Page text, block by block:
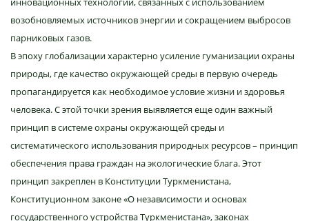
возобновляемых источников энергии и сокращением выбросов
парниковых газов.
В эпоху глобализации характерно усиление гуманизации охраны
природы, где качество окружающей среды в первую очередь
пропагандируется как необходимое условие жизни и здоровья
человека. С этой точки зрения выявляется еще один важный
принцип в системе охраны окружающей среды и
систематического использования природных ресурсов – принцип
обеспечения права граждан на экологические блага. Этот
принцип закреплен в Конституции Туркменистана,
Конституционном законе «О независимости и основах
государственного устройства Туркменистана», законах